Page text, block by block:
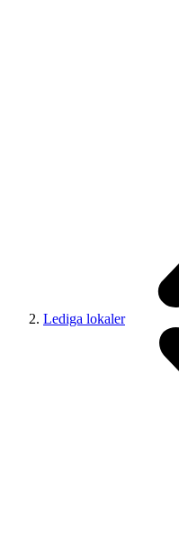
Lediga lokaler